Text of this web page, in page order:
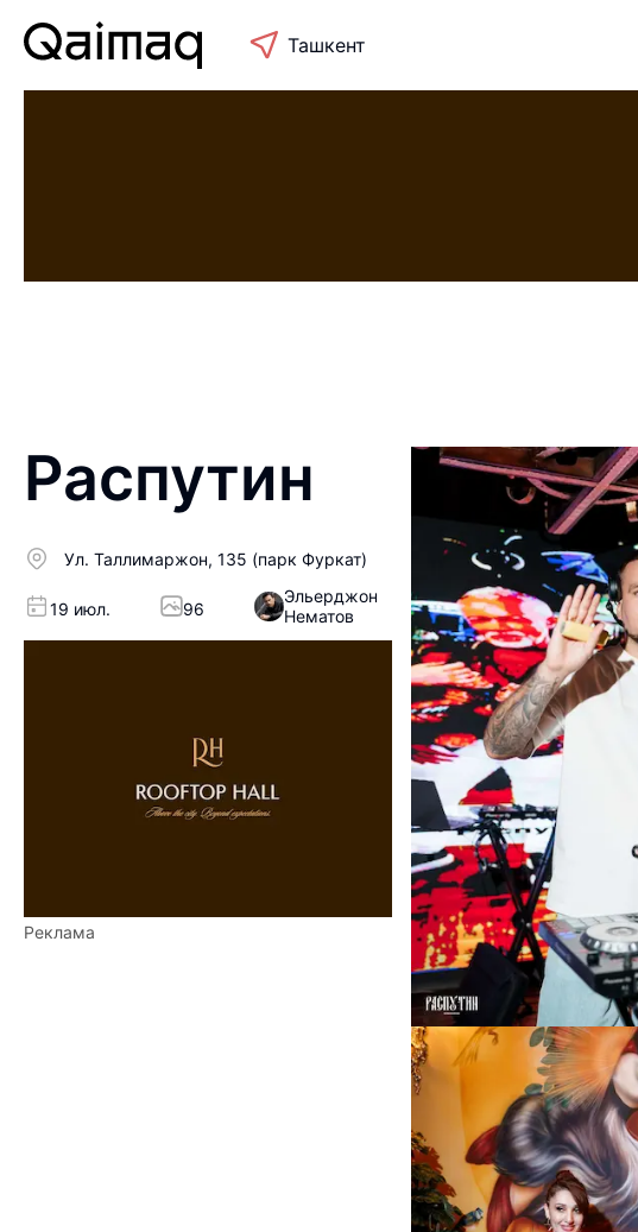
Ташкент
Распутин
Ул. Таллимаржон, 135 (парк Фуркат)
19 июл. 96
Эльерджон
Нематов
Реклама